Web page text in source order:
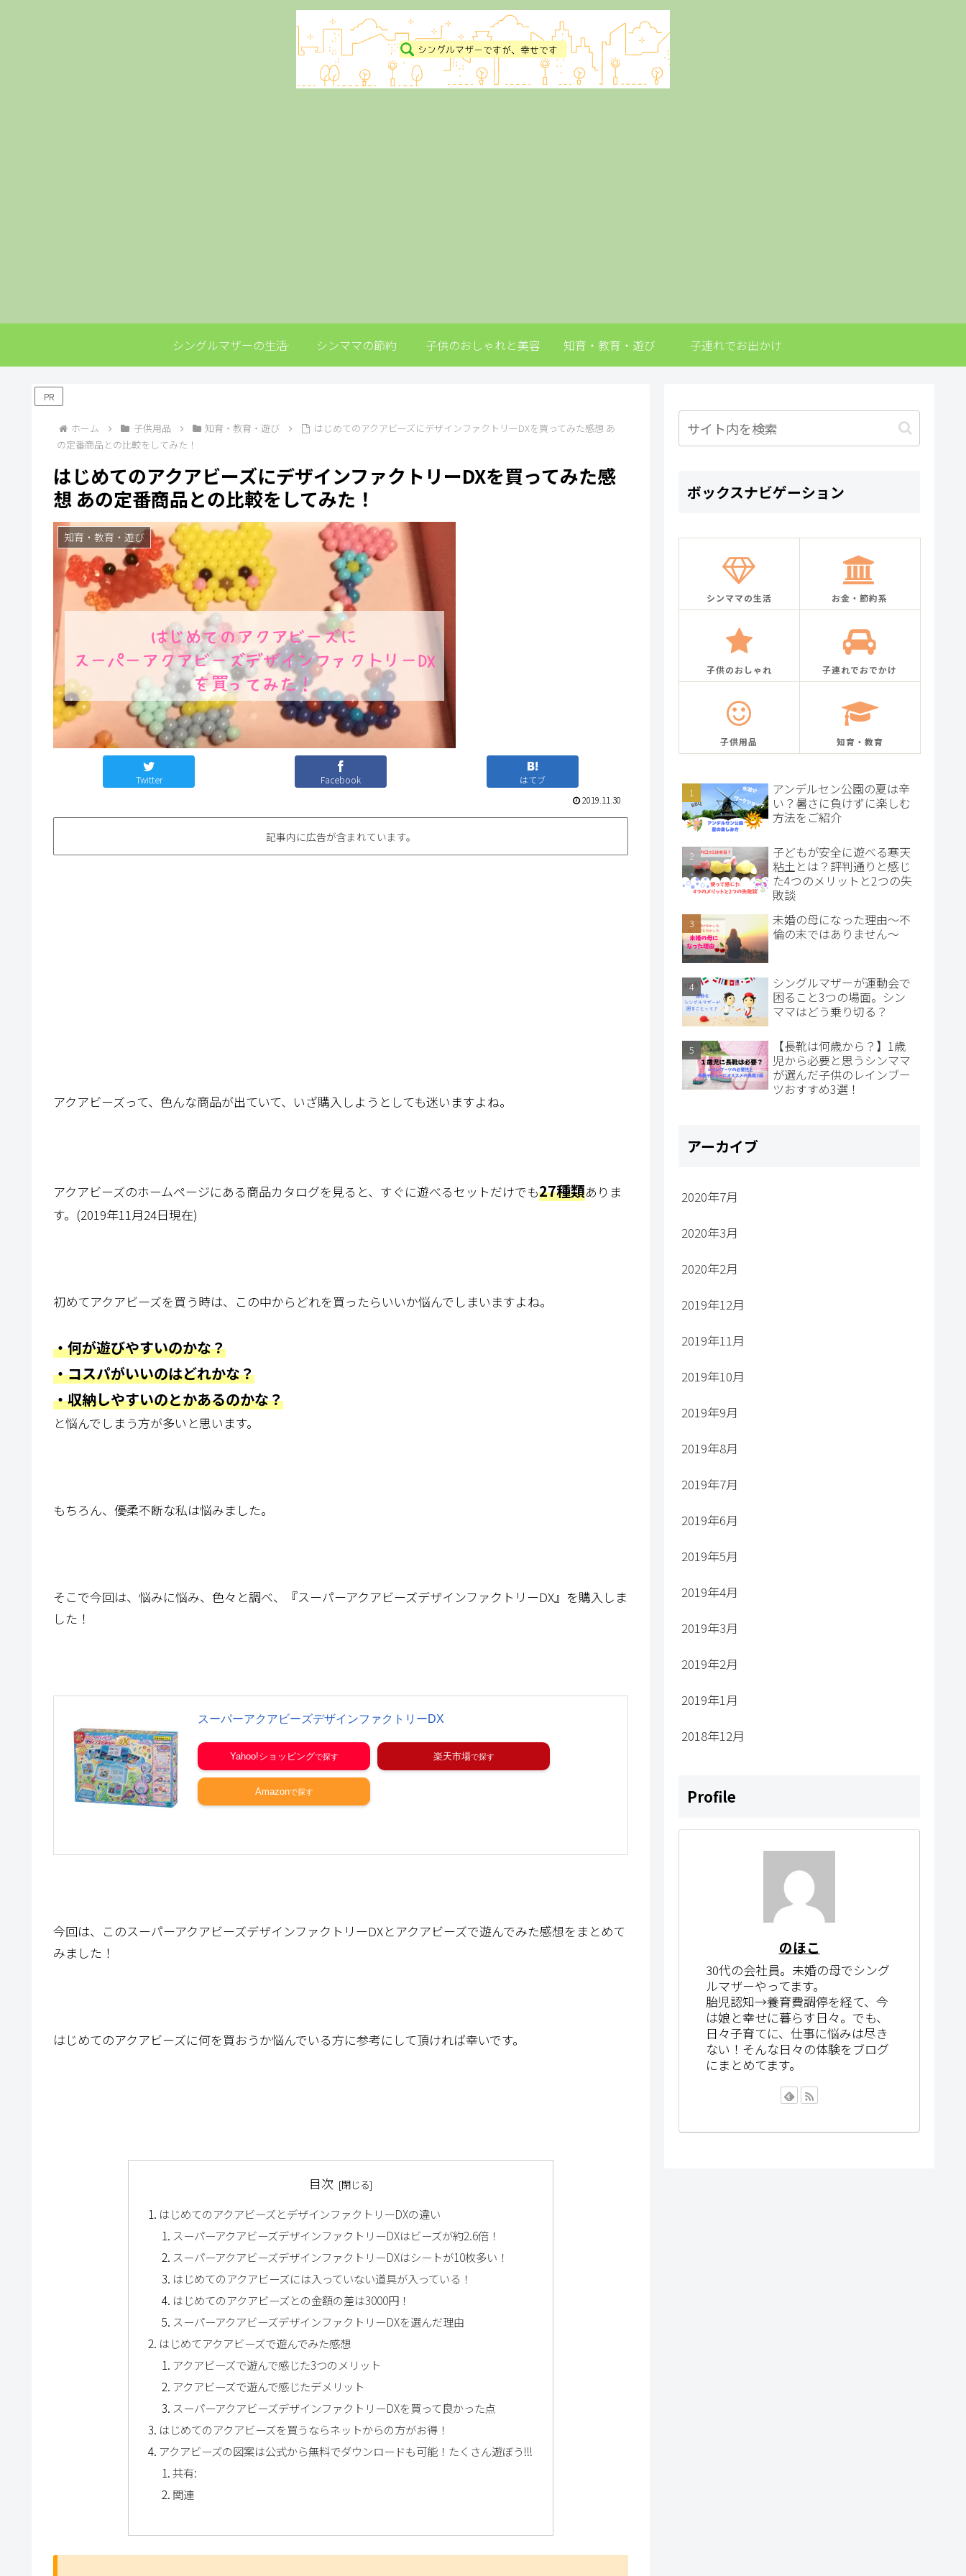
シングルマザーの生活 シンママの節約 子供のおしゃれと美容 知育・教育・遊び 子連れでお出かけ
PR
ホーム 子供用品 知育・教育・遊び
はじめてのアクアビーズにデザインファクトリーDXを買ってみた感想 あ
の定番商品との比較をしてみた！
はじめてのアクアビーズにデザインファクトリーDXを買ってみた感
想 あの定番商品との比較をしてみた！
知育・教育・遊び
Twitter Facebook
はてブ
2019.11.30
記事内に広告が含まれています。
アクアビーズって、色んな商品が出ていて、いざ購入しようとしても迷いますよね。
アクアビーズのホームページにある商品カタログを見ると、すぐに遊べるセットだけでも27種類ありま
す。(2019年11月24日現在)
初めてアクアビーズを買う時は、この中からどれを買ったらいいか悩んでしまいますよね。
・何が遊びやすいのかな？
・コスパがいいのはどれかな？
・収納しやすいのとかあるのかな？
と悩んでしまう方が多いと思います。
もちろん、優柔不断な私は悩みました。
そこで今回は、悩みに悩み、色々と調べ、『スーパーアクアビーズデザインファクトリーDX』を購入しま
した！
スーパーアクアビーズデザインファクトリーDX
Yahoo!ショッピング 楽天市場
Amazon
今回は、このスーパーアクアビーズデザインファクトリーDXとアクアビーズで遊んでみた感想をまとめて
みました！
はじめてのアクアビーズに何を買おうか悩んでいる方に参考にして頂ければ幸いです。
目次
はじめてのアクアビーズとデザインファクトリーDXの違い
スーパーアクアビーズデザインファクトリーDXはビーズが約2.6倍！
スーパーアクアビーズデザインファクトリーDXはシートが10枚多い！
はじめてのアクアビーズには入っていない道具が入っている！
はじめてのアクアビーズとの金額の差は3000円！
スーパーアクアビーズデザインファクトリーDXを選んだ理由
はじめてアクアビーズで遊んでみた感想
アクアビーズで遊んで感じた3つのメリット
アクアビーズで遊んで感じたデメリット
スーパーアクアビーズデザインファクトリーDXを買って良かった点
はじめてのアクアビーズを買うならネットからの方がお得！
アクアビーズの図案は公式から無料でダウンロードも可能！たくさん遊ぼう!!!
共有:
関連
ボックスナビゲーション
シンママの生活 お金・節約系
子供のおしゃれ 子連れでおでかけ
子供用品 知育・教育
アンデルセン公園の夏は辛
い？暑さに負けずに楽しむ
方法をご紹介
子どもが安全に遊べる寒天
粘土とは？評判通りと感じ
た4つのメリットと2つの失
敗談
未婚の母になった理由～不
倫の末ではありません～
シングルマザーが運動会で
困ること3つの場面。シン
ママはどう乗り切る？
【長靴は何歳から？】1歳
児から必要と思うシンママ
が選んだ子供のレインブー
ツおすすめ3選！
アーカイブ
2020年7月
2020年3月
2020年2月
2019年12月
2019年11月
2019年10月
2019年9月
2019年8月
2019年7月
2019年6月
2019年5月
2019年4月
2019年3月
2019年2月
2019年1月
2018年12月
Profile
のほこ
30代の会社員。未婚の母でシング
ルマザーやってます。
胎児認知→養育費調停を経て、今
は娘と幸せに暮らす日々。でも、
日々子育てに、仕事に悩みは尽き
ない！そんな日々の体験をブログ
にまとめてます。